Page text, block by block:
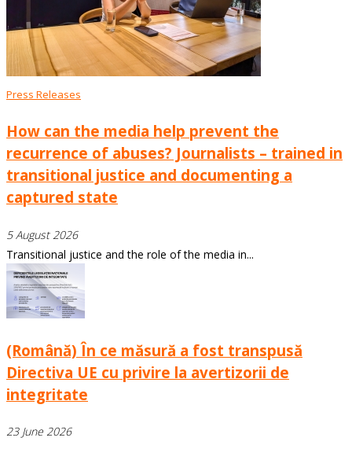
Press Releases
How can the media help prevent the
recurrence of abuses? Journalists – trained in
transitional justice and documenting a
captured state
5 August 2026
Transitional justice and the role of the media in...
(Română) În ce măsură a fost transpusă
Directiva UE cu privire la avertizorii de
integritate
23 June 2026